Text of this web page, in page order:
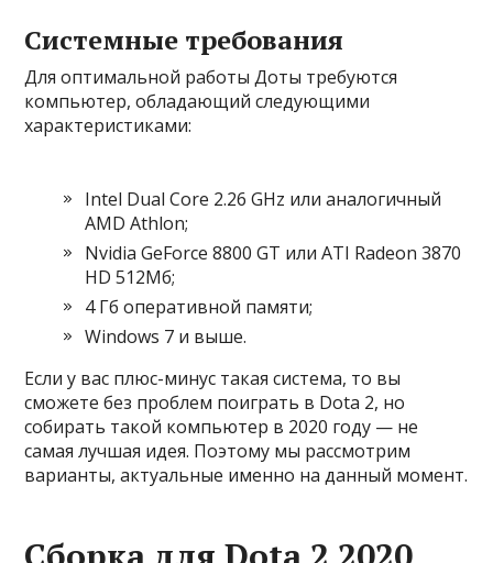
Системные требования
Для оптимальной работы Доты требуются
компьютер, обладающий следующими
характеристиками:
Intel Dual Core 2.26 GHz или аналогичный
AMD Athlon;
Nvidia GeForce 8800 GT или ATI Radeon 3870
HD 512Мб;
4 Гб оперативной памяти;
Windows 7 и выше.
Если у вас плюс-минус такая система, то вы
сможете без проблем поиграть в Dota 2, но
собирать такой компьютер в 2020 году — не
самая лучшая идея. Поэтому мы рассмотрим
варианты, актуальные именно на данный момент.